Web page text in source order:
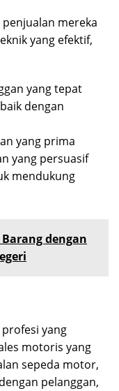
mereka
yang efektif,
yang tepat
dengan
yang prima
yang persuasif
mendukung
dengan
yang
motoris yang
sepeda motor,
pelanggan,